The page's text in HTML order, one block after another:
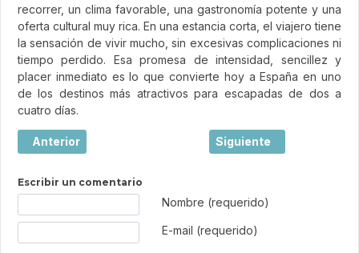
recorrer, un clima favorable, una gastronomía potente y una
oferta cultural muy rica. En una estancia corta, el viajero tiene
la sensación de vivir mucho, sin excesivas complicaciones ni
tiempo perdido. Esa promesa de intensidad, sencillez y
placer inmediato es lo que convierte hoy a España en uno
de los destinos más atractivos para escapadas de dos a
cuatro días.
Artículo anterior: Burdeos, la joya elegante del suroeste
Anterior Artículo siguiente:
Siguiente
Escribir un comentario
Nombre (requerido)
E-mail (requerido)